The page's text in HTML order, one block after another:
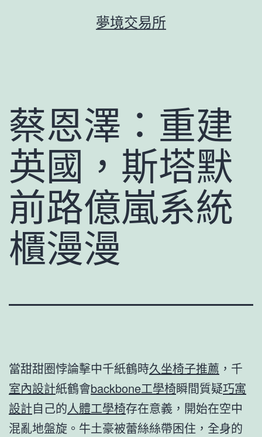
容
夢境交易所
蔡恩澤：重建
英國，斯塔默
前路億嵐系統
櫃漫漫
當甜甜圈悖論擊中千紙鶴時久坐椅子推薦 ，千
室內設計紙鶴會backbone工學椅瞬間質疑巧寓
設計自己的人體工學椅存在意義，開始在空中
混亂地盤旋。牛土豪被蕾絲絲帶困住，全身的